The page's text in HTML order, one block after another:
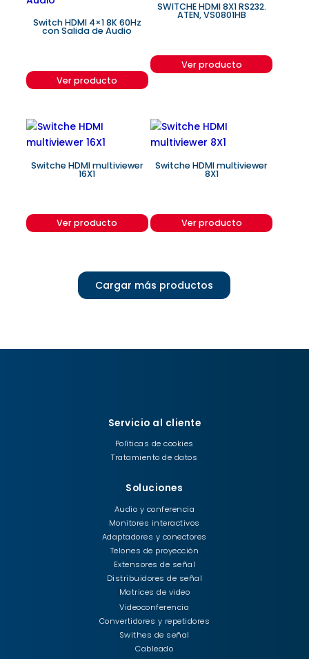
Switch HDMI 4×1 8K 60Hz
con Salida de Audio
Ver producto
SWITCHE HDMI 8X1 RS232.
ATEN, VS0801HB
Ver producto
Switche HDMI multiviewer
16X1
Ver producto
Switche HDMI multiviewer
8X1
Ver producto
Cargar más productos
Servicio al cliente
Políticas de cookies
Tratamiento de datos
Soluciones
Audio y conferencia
Monitores interactivos
Adaptadores y conectores
Telones de proyección
Extensores de señal
Distribuidores de señal
Matrices de video
Videoconferencia
Convertidores y repetidores
Swithes de señal
Cableado